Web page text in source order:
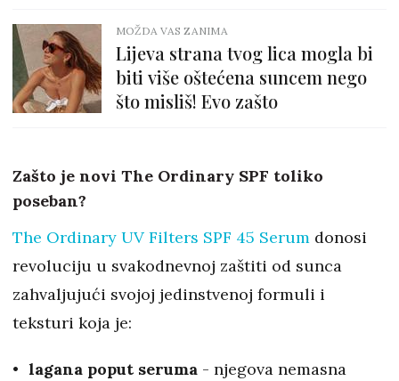
MOŽDA VAS ZANIMA
Lijeva strana tvog lica mogla bi
biti više oštećena suncem nego
što misliš! Evo zašto
Zašto je novi The Ordinary SPF toliko
poseban?
The Ordinary UV Filters SPF 45 Serum donosi
revoluciju u svakodnevnoj zaštiti od sunca
zahvaljujući svojoj jedinstvenoj formuli i
teksturi koja je:
lagana poput seruma - njegova nemasna